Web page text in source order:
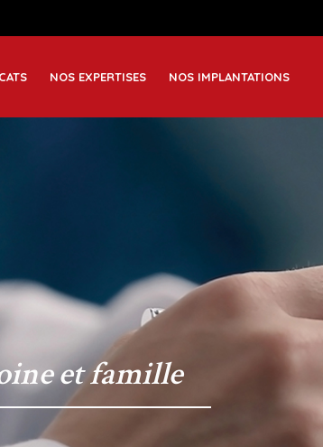
NOS EXPERTISES NOS IMPLANTATIONS
et famille